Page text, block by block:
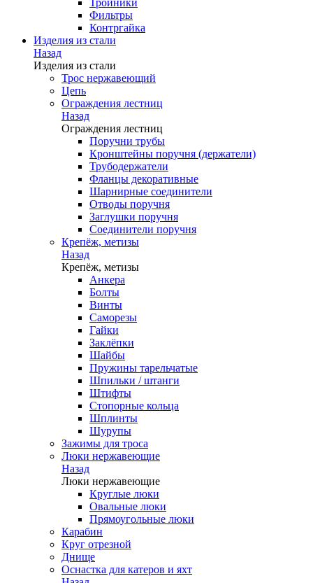
Тройники
Фильтры
Контргайка
Изделия из стали
Назад
Изделия из стали
Трос нержавеющий
Цепь
Ограждения лестниц
Назад
Ограждения лестниц
Поручни трубы
Кронштейны поручня (держатели)
Трубодержатели
Фланцы декоративные
Шарнирные соединители
Отводы поручня
Заглушки поручня
Соединители поручня
Крепёж, метизы
Назад
Крепёж, метизы
Анкера
Болты
Винты
Саморезы
Гайки
Заклёпки
Шайбы
Пружины тарельчатые
Шпильки / штанги
Штифты
Стопорные кольца
Шплинты
Шурупы
Зажимы для троса
Люки нержавеющие
Назад
Люки нержавеющие
Круглые люки
Овальные люки
Прямоугольные люки
Карабин
Круг отрезной
Днище
Оснастка для катеров и яхт